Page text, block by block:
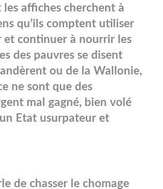
les affiches cherchent à
qu’ils comptent utiliser
et continuer à nourrir les
des pauvres se disent
ou de la Wallonie,
ne sont que des
mal gagné, bien volé
Etat usurpateur et
de chasser le chomage